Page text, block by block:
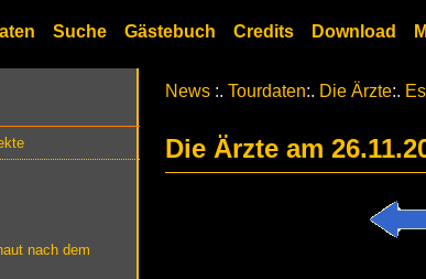
Suche Gästebuch Credits Download
nach dem
News :. Tourdaten:. Die Ärzte:.
Die Ärzte am